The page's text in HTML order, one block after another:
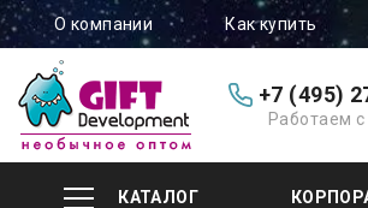
О компании Как купить
+7 (495)
Работаем
КАТАЛОГ